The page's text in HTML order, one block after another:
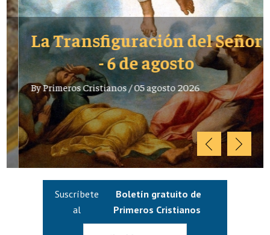
La Transfiguración del Señor
- 6 de agosto
ByPrimeros Cristianos/05 agosto 2026
Suscríbete
al
Boletín gratuito de
Primeros Cristianos